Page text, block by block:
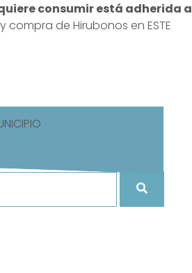
consumir está adherida a
compra de Hirubonos en ESTE